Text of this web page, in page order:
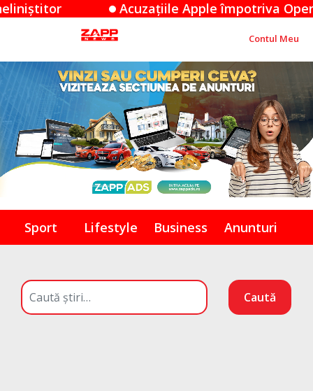
Apple împotriva OpenAI: O dispută de
Contul Meu
Sport Lifestyle Business Anunturi
Caută